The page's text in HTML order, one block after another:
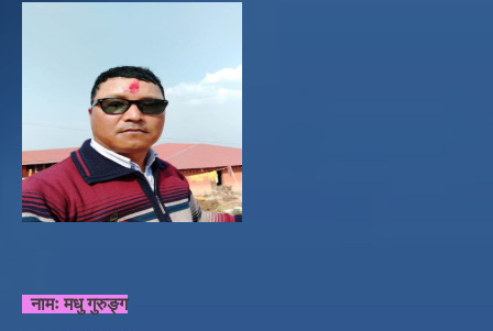
नामः मधु गुरुङ्ग